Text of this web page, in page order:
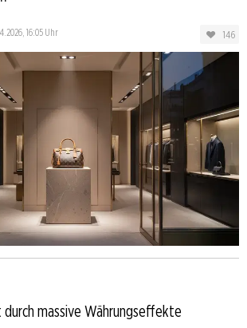
16:05 Uhr 146
massive Währungseffekte